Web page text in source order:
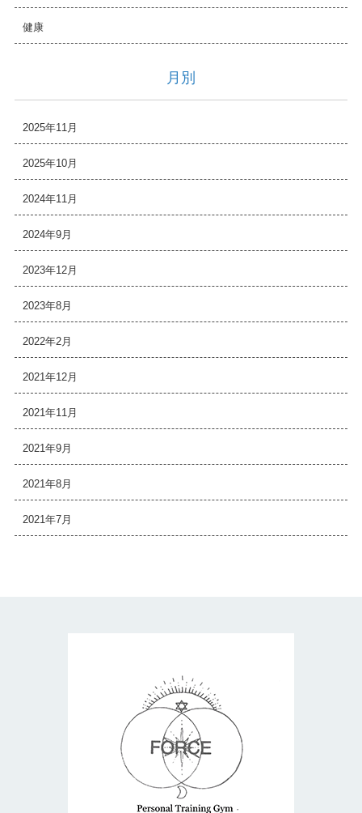
健康
月別
2025年11月
2025年10月
2024年11月
2024年9月
2023年12月
2023年8月
2022年2月
2021年12月
2021年11月
2021年9月
2021年8月
2021年7月